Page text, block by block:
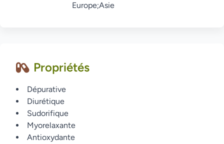
Europe;Asie
Propriétés
Dépurative
Diurétique
Sudorifique
Myorelaxante
Antioxydante